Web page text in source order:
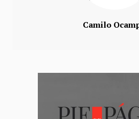
Camilo